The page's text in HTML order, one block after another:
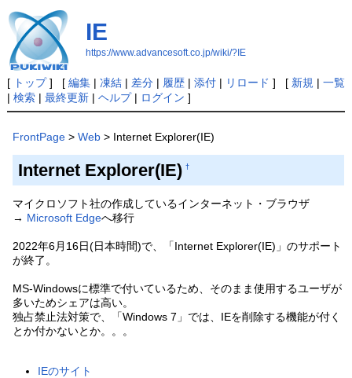
IE
https://www.advancesoft.co.jp/wiki/?IE
[ トップ] [ 編集| 凍結| 差分| 履歴| 添付| リロード ] [ 新規 | 一覧
| 検索| 最終更新| ヘルプ| ログイン ]
FrontPage >Web > Internet Explorer(IE)
Internet Explorer(IE) †
マイクロソフト社の作成しているインターネット・ブラウザ
→ Microsoft Edgeへ移行
2022年6月16日(日本時間)で、「Internet Explorer(IE)」のサポート
が終了。
MS-Windowsに標準で付いているため、そのまま使用するユーザが
多いためシェアは高い。
独占禁止法対策で、「Windows 7」では、IEを削除する機能が付く
とか付かないとか。。。
IEのサイト